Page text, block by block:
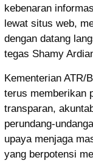
kebenaran
lewat situs web,
dengan datang
tegas Shamy
Kementerian ATR/
terus memberikan
transparan,
perundang-
upaya menjaga
yang berpotensi